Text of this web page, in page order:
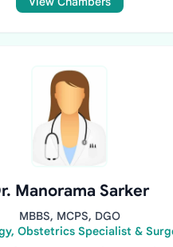
Manorama Sarker
MBBS, MCPS, DGO
Obstetrics Specialist &